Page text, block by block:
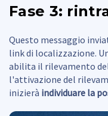
Fase 3:
Questo messaggio
link di localizzazione.
abilita il rilevamento
l'attivazione del
inizierà individuare la